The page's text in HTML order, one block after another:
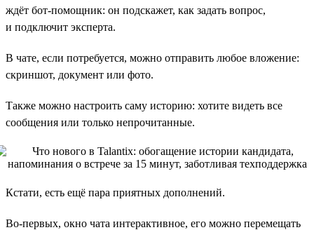
ждёт бот-помощник: он подскажет, как задать вопрос,
и подключит эксперта.
В чате, если потребуется, можно отправить любое вложение:
скриншот, документ или фото.
Также можно настроить саму историю: хотите видеть все
сообщения или только непрочитанные.
Кстати, есть ещё пара приятных дополнений.
Во-первых, окно чата интерактивное, его можно перемещать